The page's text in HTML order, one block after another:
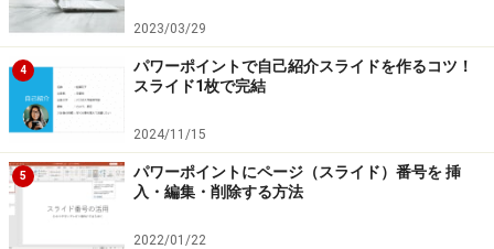
2023/03/29
4
パワーポイントで自己紹介スライドを作るコツ！
スライド1枚で完結
2024/11/15
5
パワーポイントにページ（スライド）番号を 挿
入・編集・削除する方法
2022/01/22